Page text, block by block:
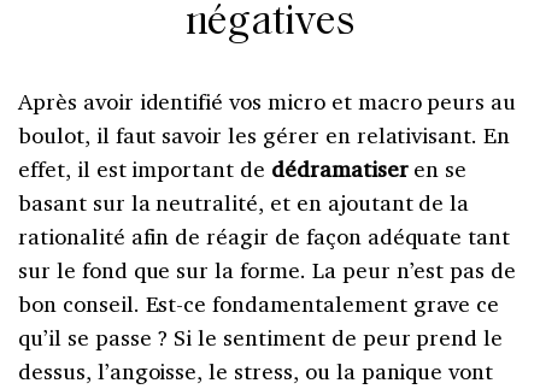
négatives
Après avoir identifié vos micro et macro peurs au
boulot, il faut savoir les gérer en relativisant. En
effet, il est important de dédramatiseren se
basant sur la neutralité, et en ajoutant de la
rationalité afin de réagir de façon adéquate tant
sur le fond que sur la forme. La peur n’est pas de
bon conseil. Est-ce fondamentalement grave ce
qu’il se passe ? Si le sentiment de peur prend le
dessus, l’angoisse, le stress, ou la panique vont